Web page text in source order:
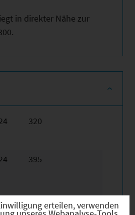
in direkter Nähe zur
320
395
erteilen, verwenden